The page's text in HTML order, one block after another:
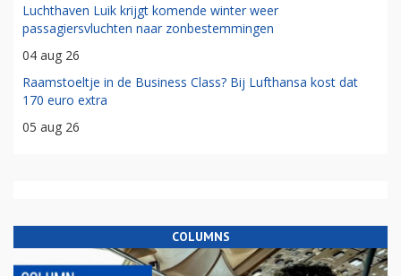
Luchthaven Luik krijgt komende winter weer
passagiersvluchten naar zonbestemmingen
04 aug 26
Raamstoeltje in de Business Class? Bij Lufthansa kost dat
170 euro extra
05 aug 26
COLUMNS